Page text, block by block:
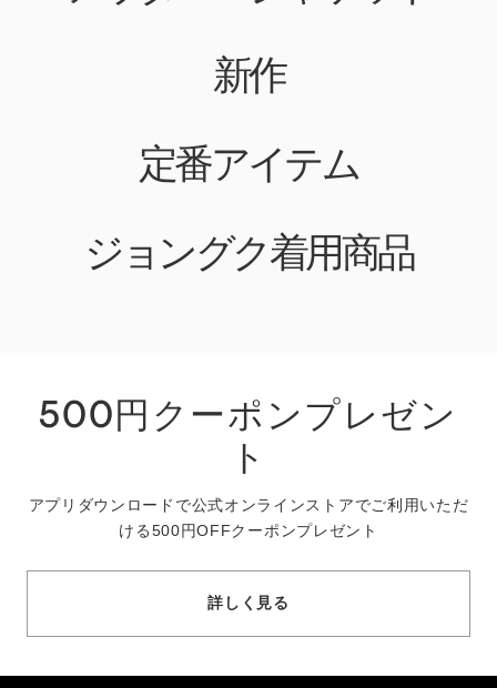
新作
定番アイテム
ジョングク着用商品
500円クーポンプレゼン
ト
アプリダウンロードで公式オンラインストアでご利用いただ
ける500円OFFクーポンプレゼント
詳しく見る